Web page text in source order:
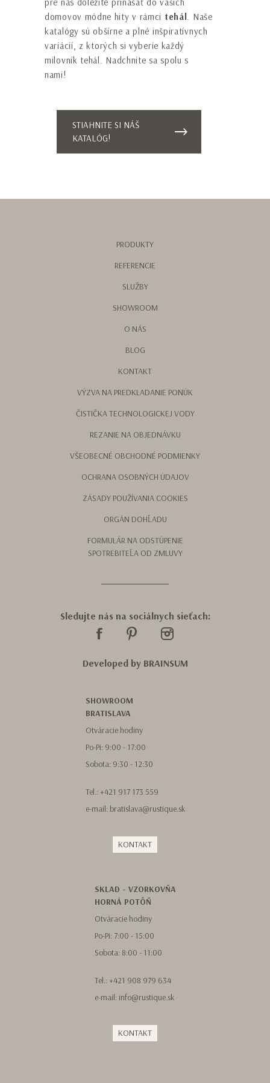
pre nás dôležité prinášať do vašich
domovov módne hity v rámci tehál . Naše
katalógy sú obšírne a plné inšpiratívnych
variácií, z ktorých si vyberie každý
milovník tehál. Nadchnite sa spolu s
nami!
STIAHNITE SI NÁŠ
KATALÓG!
Prihlásim sa na odoberanie newslettrov
Táto stránka je chránená službou reCAPTCHA a
platiaZásady ochrany osobných údajov
PRODUKTY
REFERENCIE
SLUŽBY
SHOWROOM
O NÁS
BLOG
KONTAKT
VÝZVA NA PREDKLADANIE PONÚK
ČISTIČKA TECHNOLOGICKEJ VODY
REZANIE NA OBJEDNÁVKU
VŠEOBECNÉ OBCHODNÉ PODMIENKY
OCHRANA OSOBNÝCH ÚDAJOV
ZÁSADY POUŽÍVANIA COOKIES
ORGÁN DOHĽADU
FORMULÁR NA ODSTÚPENIE
SPOTREBITEĽA OD ZMLUVY
Sledujte nás na sociálnych sieťach:
Developed by BRAINSUM
SHOWROOM
BRATISLAVA
Otváracie hodiny
Po-Pi: 9:00 - 17:00
Sobota: 9:30 - 12:30
Tel.: +421 917 173 559
e-mail: bratislava@rustique.sk
KONTAKT
SKLAD - VZORKOVŇA
HORNÁ POTÔŇ
Otváracie hodiny
Po-Pi: 7:00 - 15:00
Sobota: 8:00 - 11:00
Tel.: +421 908 979 634
e-mail: info@rustique.sk
KONTAKT